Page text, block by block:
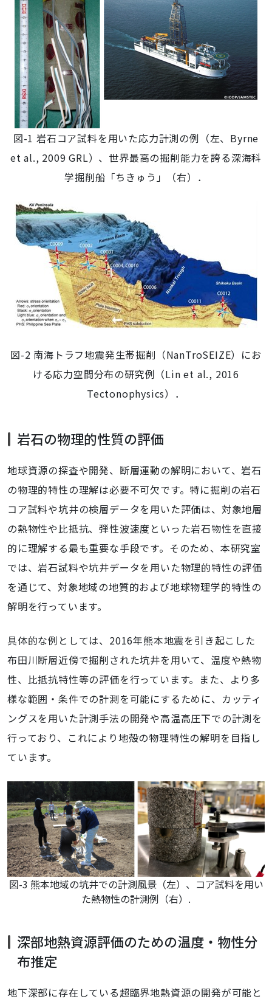
図-1 岩石コア試料を用いた応力計測の例（左、Byrne
et al., 2009 GRL）、世界最高の掘削能力を誇る深海科
学掘削船「ちきゅう」（右）．
図-2 南海トラフ地震発生帯掘削（NanTroSEIZE）にお
ける応力空間分布の研究例（Lin et al., 2016
Tectonophysics）．
岩石の物理的性質の評価
地球資源の探査や開発、断層運動の解明において、岩石
の物理的特性の理解は必要不可欠です。特に掘削の岩石
コア試料や坑井の検層データを用いた評価は、対象地層
の熱物性や比抵抗、弾性波速度といった岩石物性を直接
的に理解する最も重要な手段です。そのため、本研究室
では、岩石試料や坑井データを用いた物理的特性の評価
を通じて、対象地域の地質的および地球物理学的特性の
解明を行っています。
具体的な例としては、2016年熊本地震を引き起こした
布田川断層近傍で掘削された坑井を用いて、温度や熱物
性、比抵抗特性等の評価を行っています。また、より多
様な範囲・条件での計測を可能にするために、カッティ
ングスを用いた計測手法の開発や高温高圧下での計測を
行っており、これにより地殻の物理特性の解明を目指し
ています。
図-3 熊本地域の坑井での計測風景（左）、コア試料を用い
た熱物性の計測例（右）.
深部地熱資源評価のための温度・物性分
布推定
地下深部に存在している超臨界地熱資源の開発が可能と